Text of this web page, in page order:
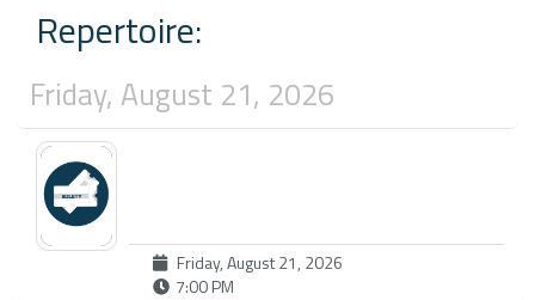
Repertoire:
Friday, August 21, 2026
Friday, August 21, 2026
7:00 PM